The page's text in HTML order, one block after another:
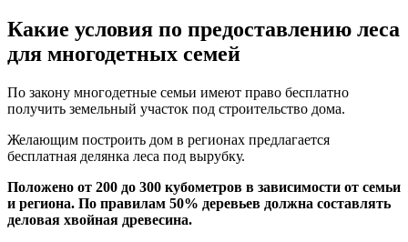
Какие условия по предоставлению леса
для многодетных семей
По закону многодетные семьи имеют право бесплатно
получить земельный участок под строительство дома.
Желающим построить дом в регионах предлагается
бесплатная делянка леса под вырубку.
Положено от 200 до 300 кубометров в зависимости от семьи
и региона. По правилам 50% деревьев должна составлять
деловая хвойная древесина.